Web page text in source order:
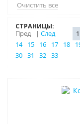
Очистить все
СТРАНИЦЫ:
Пред
| След 1
14
15 16 17 18
30 31 32 33
–10% (скидка 4157